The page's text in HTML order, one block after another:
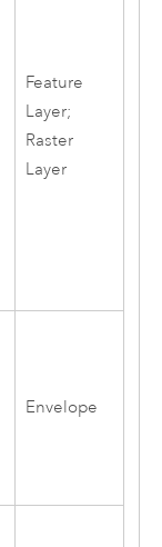
Feature
Layer;
Raster
Layer
Envelope